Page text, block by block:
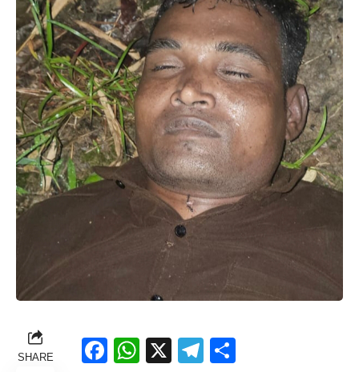
SHARE Facebook
WhatsApp
X Telegram